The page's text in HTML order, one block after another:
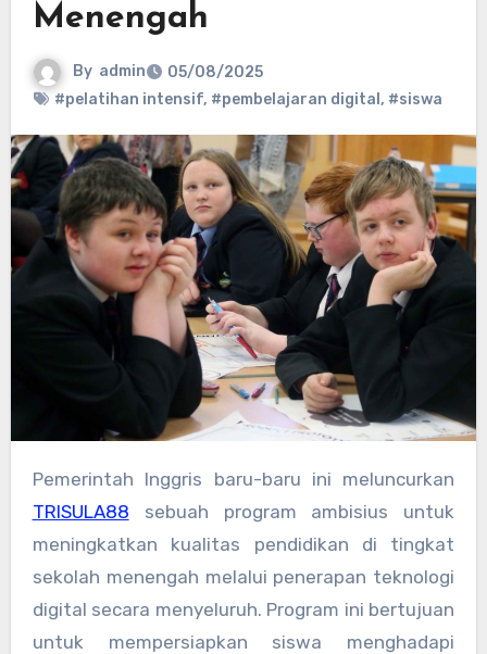
Menengah
By admin
05/08/2025
#pelatihan intensif, #pembelajaran digital , #siswa
Pemerintah Inggris baru-baru ini meluncurkan
TRISULA88 sebuah program ambisius untuk
meningkatkan kualitas pendidikan di tingkat
sekolah menengah melalui penerapan teknologi
digital secara menyeluruh. Program ini bertujuan
untuk mempersiapkan siswa menghadapi